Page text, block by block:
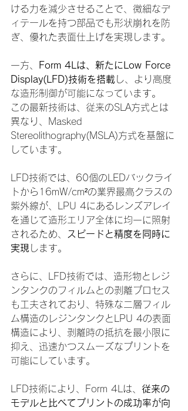
ける力を減少させることで、微細なデ
ィテールを持つ部品でも形状崩れを防
ぎ、優れた表面仕上げを実現します。
一方、
Form 4Lは、新たにLow Force
Display(LFD)技術を搭載 し、より高度
な造形制御が可能になっています。
この最新技術は、従来のSLA方式とは
異なり、Masked
Stereolithography(MSLA)方式を基盤に
しています。
LFD技術では、60個のLEDバックライ
トから16mW/cm²の業界最高クラスの
紫外線が、LPU 4にあるレンズアレイ
を通じて造形エリア全体に均一に照射
されるため、
スピードと精度を同時に
実現 します。
さらに、LFD技術では、造形物とレジ
ンタンクのフィルムとの剥離プロセス
も工夫されており、特殊な二層フィル
ム構造のレジンタンクとLPU 4の表面
構造により、剥離時の抵抗を最小限に
抑え、迅速かつスムーズなプリントを
可能にしています。
LFD技術により、Form 4Lは、 従来の
モデルと比べてプリントの成功率が向